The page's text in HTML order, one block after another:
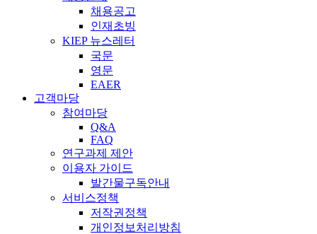
채용공고
인재초빙
KIEP 뉴스레터
국문
영문
EAER
고객마당
참여마당
Q&A
FAQ
연구과제 제안
이용자 가이드
발간물구독안내
서비스정책
저작권정책
개인정보처리방침